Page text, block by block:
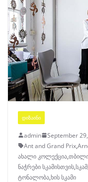
ᲓᲘᲖᲐᲘᲜᲘ
admin
September
Ant and Grand Prix,
ახალი კოლექცია,
ნაჭრები სკამისთვის,
ტონალობა,ხის სკამი